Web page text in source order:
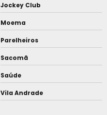
Jockey Club
Moema
Parelheiros
Sacomã
Saúde
Vila Andrade